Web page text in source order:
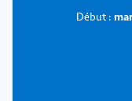
Début :